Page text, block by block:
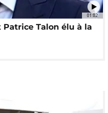
01:02
Talon élu à la